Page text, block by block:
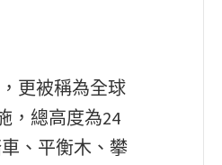
更被稱為全球
，總高度為24
、平衡木、攀